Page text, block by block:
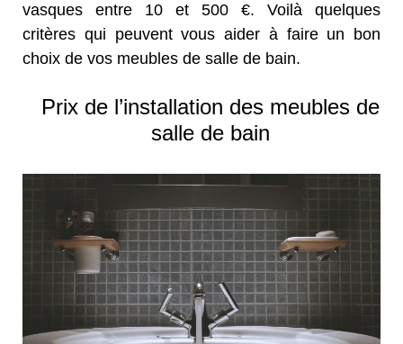
vasques entre 10 et 500 €. Voilà quelques
critères qui peuvent vous aider à faire un bon
choix de vos meubles de salle de bain.
Prix de l’installation des meubles de
salle de bain